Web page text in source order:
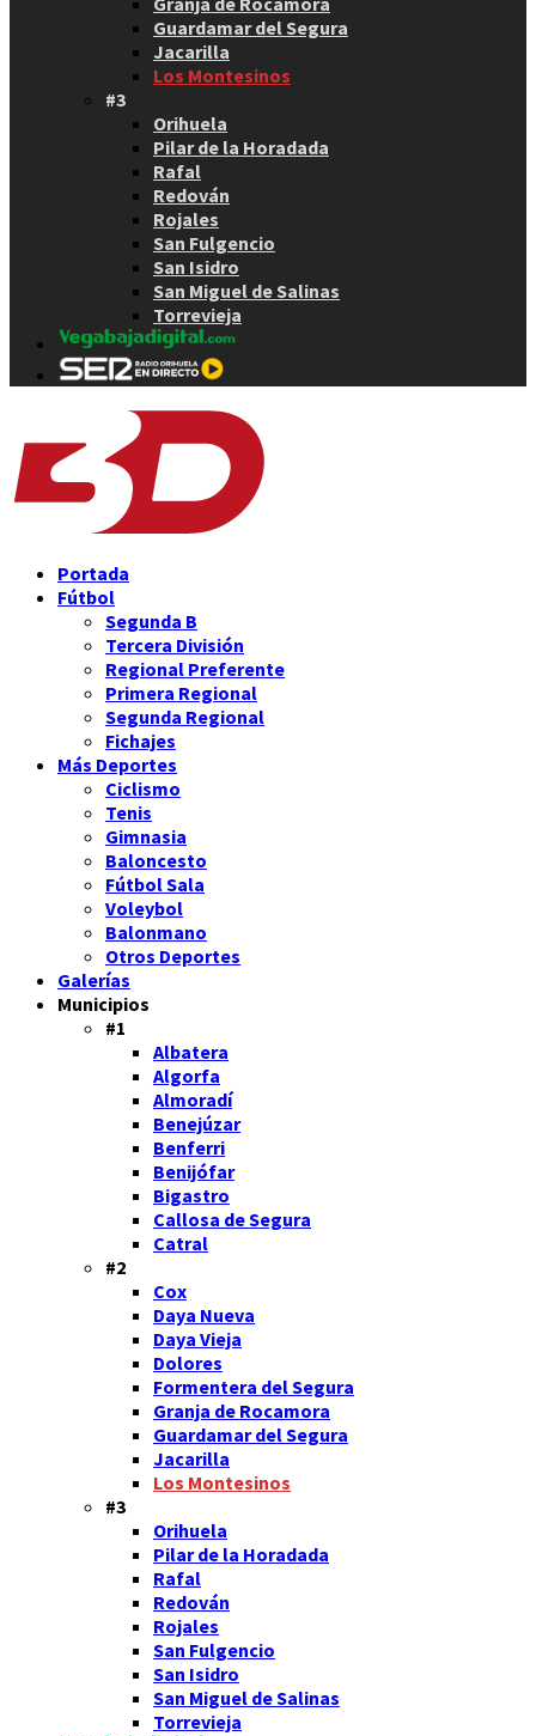
Guardamar del Segura
Jacarilla
Los Montesinos
#3
Orihuela
Pilar de la Horadada
Rafal
Redován
Rojales
San Fulgencio
San Isidro
San Miguel de Salinas
Torrevieja
Portada
Fútbol
Segunda B
Tercera División
Regional Preferente
Primera Regional
Segunda Regional
Fichajes
Más Deportes
Ciclismo
Tenis
Gimnasia
Baloncesto
Fútbol Sala
Voleybol
Balonmano
Otros Deportes
Galerías
Municipios
#1
Albatera
Algorfa
Almoradí
Benejúzar
Benferri
Benijófar
Bigastro
Callosa de Segura
Catral
#2
Cox
Daya Nueva
Daya Vieja
Dolores
Formentera del Segura
Granja de Rocamora
Guardamar del Segura
Jacarilla
Los Montesinos
#3
Orihuela
Pilar de la Horadada
Rafal
Redován
Rojales
San Fulgencio
San Isidro
San Miguel de Salinas
Torrevieja